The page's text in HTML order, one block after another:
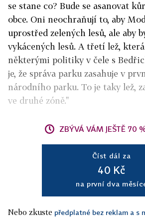
se stane co? Bude se asanovat
obce. Oni neochraňují to, aby
uprostřed zelených lesů, ale aby
vykácených lesů. A třetí lež,
některými politiky v čele s
je, že správa parku zasahuje v
národního parku. To je taky lež,
ve druhé zóně."
ZBÝVÁ VÁM JEŠTĚ 70
Číst dál za
40 Kč
na první dva
Nebo zkuste předplatné bez reklam a s